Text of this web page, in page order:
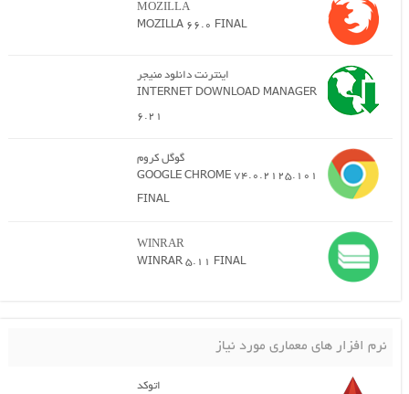
MOZILLA
MOZILLA 66.0 FINAL
اینترنت دانلود منیجر
INTERNET DOWNLOAD MANAGER
6.21
گوگل کروم
GOOGLE CHROME 74.0.2125.101
FINAL
WINRAR
WINRAR 5.11 FINAL
نرم افزار های معماری مورد نیاز
اتوکد